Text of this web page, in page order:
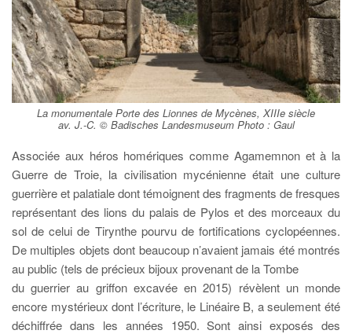
La monumentale Porte des Lionnes de Mycènes, XIIIe siècle
av. J.-C. © Badisches Landesmuseum Photo : Gaul
Associée aux héros homériques comme Agamemnon et à la
Guerre de Troie, la civilisation mycénienne était une culture
guerrière et palatiale dont témoignent des fragments de fresques
représentant des lions du palais de Pylos et des morceaux du
sol de celui de Tirynthe pourvu de fortifications cyclopéennes.
De multiples objets dont beaucoup n’avaient jamais été montrés
au public (tels de précieux bijoux provenant de la Tombe
du guerrier au griffon excavée en 2015) révèlent un monde
encore mystérieux dont l’écriture, le Linéaire B, a seulement été
déchiffrée dans les années 1950. Sont ainsi exposés des